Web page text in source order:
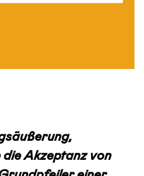
Akzeptanz von